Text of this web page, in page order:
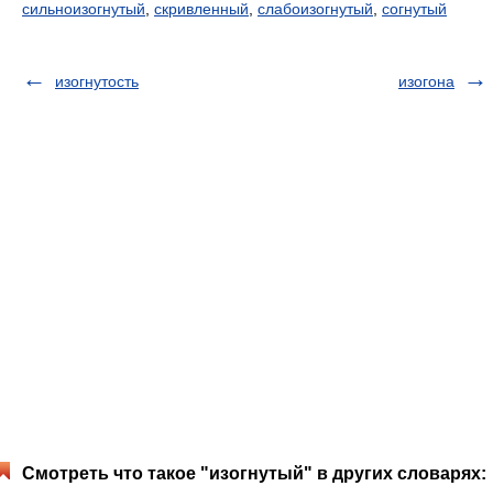
сильноизогнутый скривленный слабоизогнутый согнутый
изогнутость изогона
Смотреть что такое "изогнутый" в других словарях: